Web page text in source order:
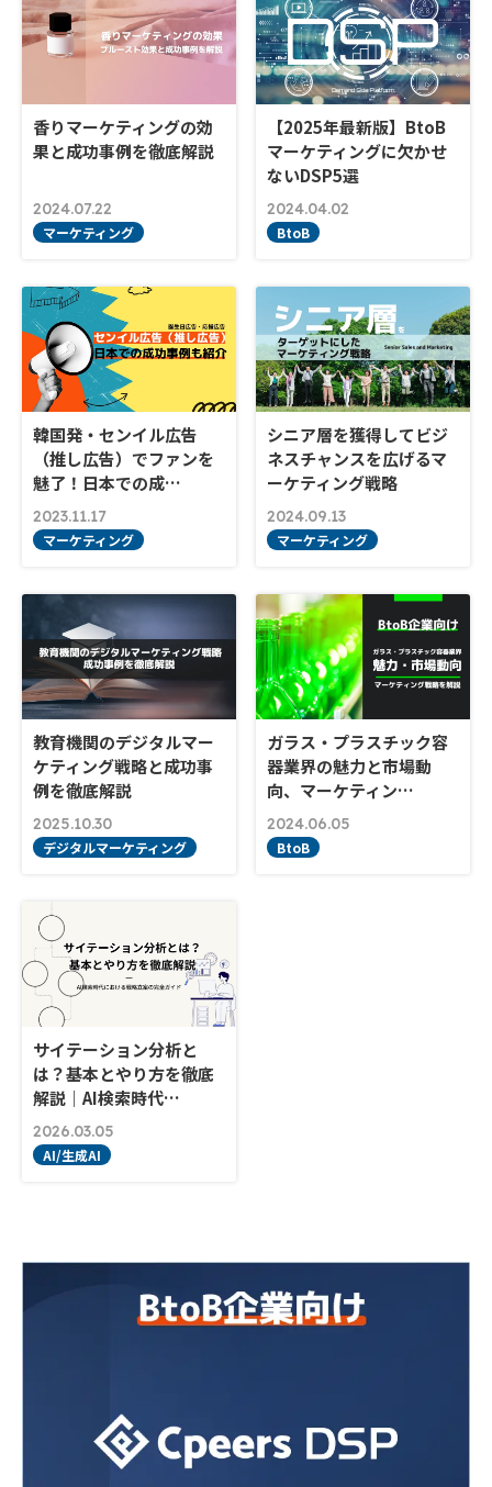
香りマーケティングの効
果と成功事例を徹底解説
2024.07.22
マーケティング
【2025年最新版】BtoB
マーケティングに欠かせ
ないDSP5選
2024.04.02
BtoB
韓国発・センイル広告
（推し広告）でファンを
魅了！日本での成…
2023.11.17
マーケティング
シニア層を獲得してビジ
ネスチャンスを広げるマ
ーケティング戦略
2024.09.13
マーケティング
教育機関のデジタルマー
ケティング戦略と成功事
例を徹底解説
2025.10.30
デジタルマーケティング
ガラス・プラスチック容
器業界の魅力と市場動
向、マーケティン…
2024.06.05
BtoB
サイテーション分析と
は？基本とやり方を徹底
解説｜AI検索時代…
2026.03.05
AI/生成AI